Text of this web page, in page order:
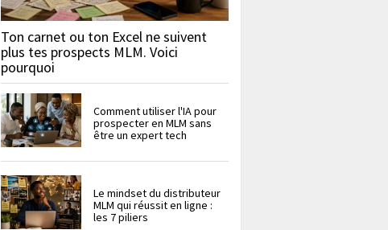
Ton carnet ou ton Excel ne suivent
plus tes prospects MLM. Voici
pourquoi
Comment utiliser l'IA pour
prospecter en MLM sans
être un expert tech
Le mindset du distributeur
MLM qui réussit en ligne :
les 7 piliers